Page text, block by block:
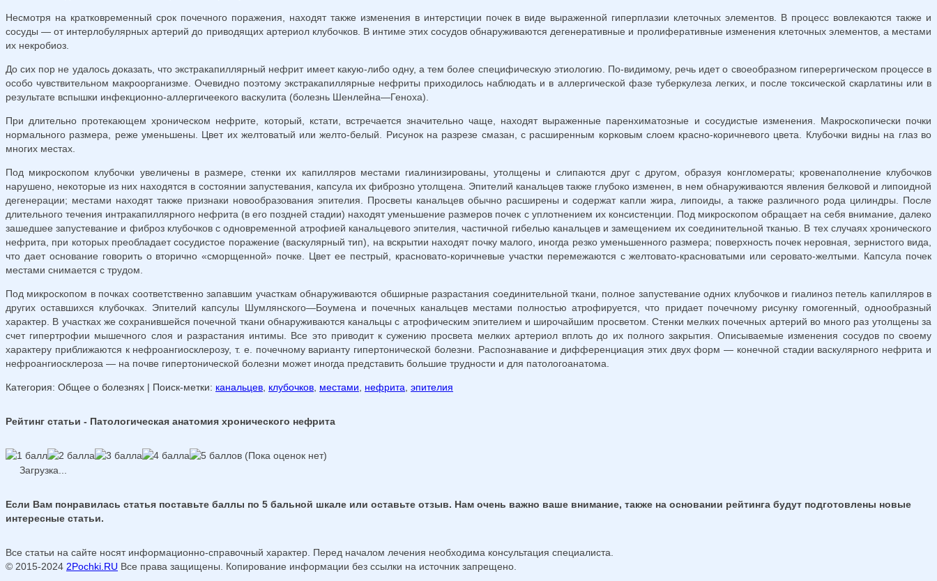
Несмотря на кратковременный срок почечного поражения, находят также изменения в интерстиции почек в виде выраженной гиперплазии клеточных элементов. В процесс вовлекаются также и
сосуды — от интерлобулярных артерий до приводящих артериол клубочков. В интиме этих сосудов обнаруживаются дегенеративные и пролиферативные изменения клеточных элементов, а местами
их некробиоз.
До сих пор не удалось доказать, что экстракапиллярный нефрит имеет какую-либо одну, а тем более специфическую этиологию. По-видимому, речь идет о своеобразном гиперергическом процессе в
особо чувствительном макроорганизме. Очевидно поэтому экстракапиллярные нефриты приходилось наблюдать и в аллергической фазе туберкулеза легких, и после токсической скарлатины или в
результате вспышки инфекционно-аллергичеекого васкулита (болезнь Шенлейна—Геноха).
При длительно протекающем хроническом нефрите, который, кстати, встречается значительно чаще, находят выраженные паренхиматозные и сосудистые изменения. Макроскопически почки
нормального размера, реже уменьшены. Цвет их желтоватый или желто-белый. Рисунок на разре­зе смазан, с расширенным корковым слоем красно-коричневого цвета. Клубочки видны на глаз во
многих местах.
Под микроскопом клубочки увеличены в размере, стенки их капил­ляров местами гиалинизированы, утолщены и слипаются друг с другом, образуя конгломераты; кровенаполнение клубочков
нарушено, некоторые из них находятся в состоянии запустевания, капсула их фиброзно утолщена. Эпителий канальцев также глубоко изменен, в нем обнаруживаются явления белковой и липоидной
дегенерации; местами находят также признаки новообразования эпителия. Просветы канальцев обычно расширены и содержат капли жира, липоиды, а также различного рода цилиндры. После
длительного течения интракапиллярного нефрита (в его поздней стадии) находят уменьшение размеров почек с уплотнением их конси­стенции. Под микроскопом обращает на себя внимание, далеко
зашедшее запустевание и фиброз клубочков с одновременной атрофией канальцевого эпителия, частичной гибелью канальцев и замещением их соединительной тканью. В тех случаях хронического
нефрита, при которых преобладает сосудистое поражение (васкулярный тип), на вскрытии находят почку малого, иногда резко уменьшенного размера; поверхность почек неровная, зернистого вида,
что дает основание говорить о вторично «сморщенной» почке. Цвет ее пестрый, красновато-ко­ричневые участки перемежаются с желтовато-красноватыми или серовато-желтыми. Капсула почек
местами снимается с трудом.
Под микроскопом в почках соответственно запавшим участкам обнаруживаются обширные разрастания соединительной ткани, полное запу­стевание одних клубочков и гиалиноз петель капилляров в
других остав­шихся клубочках. Эпителий капсулы Шумлянского—Боумена и почечных канальцев местами полностью атрофируется, что придает почечному ри­сунку гомогенный, однообразный
характер. В участках же сохранившейся почечной ткани обнаруживаются канальцы с атрофическим эпителием и широчайшим просветом. Стенки мелких почечных артерий во много раз утолщены за
счет гипертрофии мышечного слоя и разрастания интимы. Все это приводит к сужению просвета мелких артериол вплоть до их полного закрытия. Описываемые изменения сосудов по своему
характеру приближаются к нефроангиосклерозу, т. е. почечному варианту гипертонической болезни. Распознавание и дифференциация этих двух форм — конечной стадии васкулярного нефрита и
нефроангиосклероза — на почве гипертонической болезни может иногда представить большие трудности и для патологоанатома.
Категория: Общее о болезнях | Поиск-метки: канальцев клубочков местами нефрита эпителия
Рейтинг статьи - Патологическая анатомия хронического нефрита
(Пока оценок нет)
Загрузка...
Если Вам понравилась статья поставьте баллы по 5 бальной шкале или оставьте отзыв. Нам очень важно ваше внимание, также на основании рейтинга будут подготовлены новые
интересные статьи.
Все статьи на сайте носят информационно-справочный характер. Перед началом лечения необходима консультация специалиста.
© 2015-2024 2Pochki.RU Все права защищены. Копирование информации без ссылки на источник запрещено.